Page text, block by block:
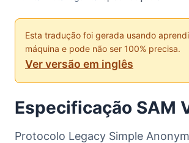
Esta tradução foi gerada usando
máquina e pode não ser 100% precisa.
Ver versão em inglês
Especificação SAM
Protocolo Legacy Simple